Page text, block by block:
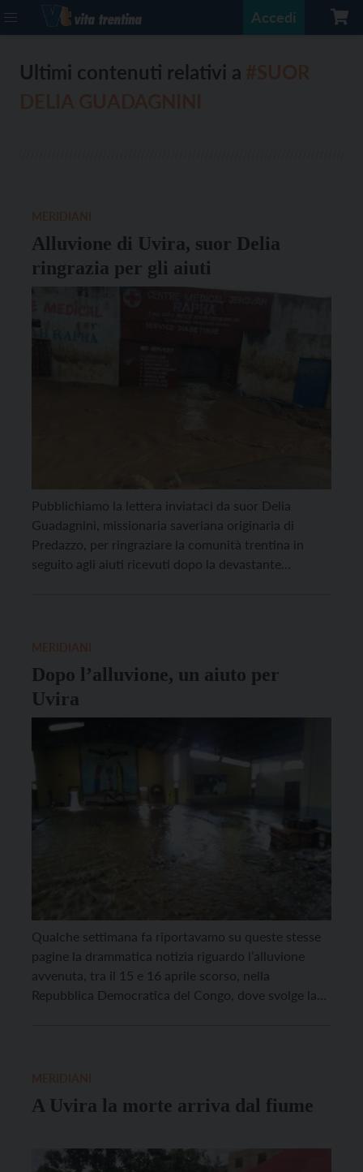
Accedi
Ultimi contenuti relativi a
Alluvione di Uvira, suor Delia
ringrazia per gli aiuti
Pubblichiamo la lettera inviataci da suor Delia
Guadagnini, missionaria saveriana originaria di
Predazzo, per ringraziare la comunità trentina in
seguito agli aiuti ricevuti dopo la devastante
Dopo l’alluvione, un aiuto per
Uvira
Qualche settimana fa riportavamo su queste stesse
pagine la drammatica notizia riguardo l’alluvione
avvenuta, tra il 15 e 16 aprile scorso, nella
Repubblica Democratica del Congo, dove svolge la
A Uvira la morte arriva dal fiume